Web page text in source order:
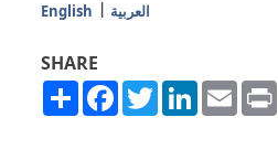
English العربية
SHARE
ShareFacebook
TwitterLinkedIn
Email